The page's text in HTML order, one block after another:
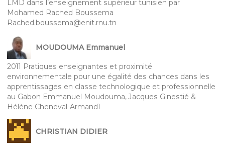
LMD dans l’enseignement supérieur tunisien par
Mohamed Rached Boussema
Rached.boussema@enit.rnu.tn
MOUDOUMA Emmanuel
2011 Pratiques enseignantes et proximité
environnementale pour une égalité des chances dans les
apprentissages en classe technologique et professionnelle
au Gabon Emmanuel Moudouma, Jacques Ginestié &
Hélène Cheneval-Armand1
CHRISTIAN DIDIER